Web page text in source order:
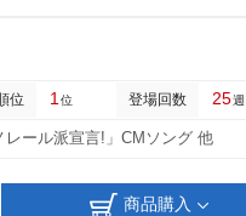
位 1 位 登場回数 25週
ール派宣言!」CMソング 他
商品購入